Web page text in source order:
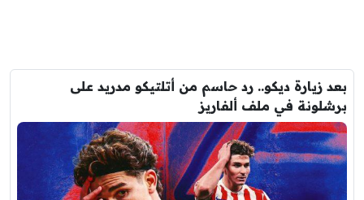
بعد زيارة ديكو.. رد حاسم من أتلتيكو مدريد على
برشلونة في ملف ألفاريز